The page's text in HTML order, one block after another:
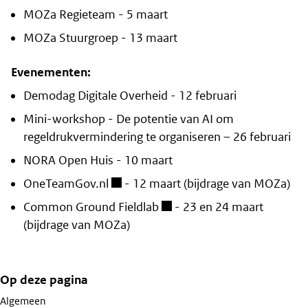
MOZa Regieteam - 5 maart
MOZa Stuurgroep - 13 maart
Evenementen:
Demodag Digitale Overheid - 12 februari
Mini-workshop - De potentie van AI om
regeldrukvermindering te organiseren – 26 februari
NORA Open Huis - 10 maart
OneTeamGov.nl
- 12 maart (bijdrage van MOZa)
Common Ground Fieldlab
- 23 en 24 maart
(bijdrage van MOZa)
Op deze pagina
Algemeen